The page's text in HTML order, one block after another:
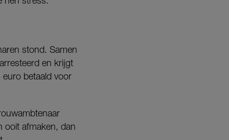
stond. Samen
en krijgt
betaald voor
ooit afmaken, dan